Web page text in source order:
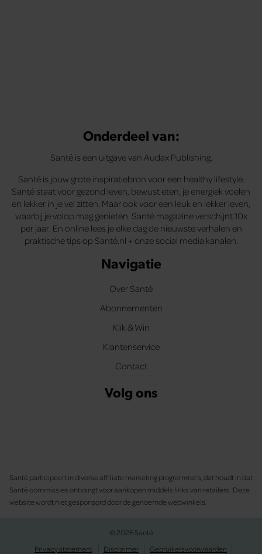
Onderdeel van:
Santé is een uitgave van Audax Publishing.
Santé is jouw grote inspiratiebron voor een healthy lifestyle.
Santé staat voor gezond leven, bewust eten, je energiek voelen
en lekker in je vel zitten. Maar ook voor een leuk en lekker leven,
waarbij je volop mag genieten. Santé magazine verschijnt 10x
per jaar. En online lees je elke dag de nieuwste verhalen en
praktische tips op Santé.nl + onze social media kanalen.
Navigatie
Over Santé
Abonnementen
Klik & Win
Klantenservice
Contact
Volg ons
Santé participeert in diverse affiliate marketing programma’s, dat houdt in dat
Santé commissies ontvangt voor aankopen middels links van retailers. Deze
website wordt niet gesponsord door de genoemde webwinkels.
© 2026 Santé
Privacy statement
Disclaimer Gebruikersvoorwaarden